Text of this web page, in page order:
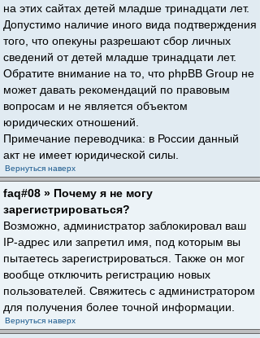
на этих сайтах детей младше тринадцати лет.
Допустимо наличие иного вида подтверждения
того, что опекуны разрешают сбор личных
сведений от детей младше тринадцати лет.
Обратите внимание на то, что phpBB Group не
может давать рекомендаций по правовым
вопросам и не является объектом
юридических отношений.
Примечание переводчика: в России данный
акт не имеет юридической силы.
Вернуться наверх
faq#08 » Почему я не могу
зарегистрироваться?
Возможно, администратор заблокировал ваш
IP-адрес или запретил имя, под которым вы
пытаетесь зарегистрироваться. Также он мог
вообще отключить регистрацию новых
пользователей. Свяжитесь с администратором
для получения более точной информации.
Вернуться наверх